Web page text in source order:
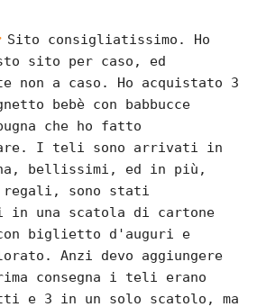
Sito consigliatissimo. Ho
sito per caso, ed
non a caso. Ho acquistato 3
bebè con babbucce
che ho fatto
I teli sono arrivati in
bellissimi, ed in più,
regali, sono stati
in una scatola di cartone
biglietto d'auguri e
Anzi devo aggiungere
consegna i teli erano
e 3 in un solo scatolo, ma